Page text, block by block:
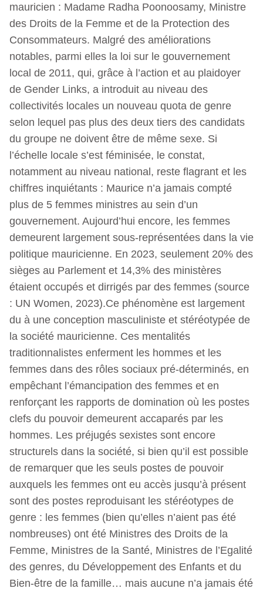
mauricien : Madame Radha Poonoosamy, Ministre
des Droits de la Femme et de la Protection des
Consommateurs. Malgré des améliorations
notables, parmi elles la loi sur le gouvernement
local de 2011, qui, grâce à l’action et au plaidoyer
de Gender Links, a introduit au niveau des
collectivités locales un nouveau quota de genre
selon lequel pas plus des deux tiers des candidats
du groupe ne doivent être de même sexe. Si
l’échelle locale s’est féminisée, le constat,
notamment au niveau national, reste flagrant et les
chiffres inquiétants : Maurice n’a jamais compté
plus de 5 femmes ministres au sein d’un
gouvernement. Aujourd’hui encore, les femmes
demeurent largement sous-représentées dans la vie
politique mauricienne. En 2023, seulement 20% des
sièges au Parlement et 14,3% des ministères
étaient occupés et dirrigés par des femmes (source
: UN Women, 2023).Ce phénomène est largement
du à une conception masculiniste et stéréotypée de
la société mauricienne. Ces mentalités
traditionnalistes enferment les hommes et les
femmes dans des rôles sociaux pré-déterminés, en
empêchant l’émancipation des femmes et en
renforçant les rapports de domination où les postes
clefs du pouvoir demeurent accaparés par les
hommes. Les préjugés sexistes sont encore
structurels dans la société, si bien qu’il est possible
de remarquer que les seuls postes de pouvoir
auxquels les femmes ont eu accès jusqu’à présent
sont des postes reproduisant les stéréotypes de
genre : les femmes (bien qu’elles n’aient pas été
nombreuses) ont été Ministres des Droits de la
Femme, Ministres de la Santé, Ministres de l’Egalité
des genres, du Développement des Enfants et du
Bien-être de la famille… mais aucune n’a jamais été